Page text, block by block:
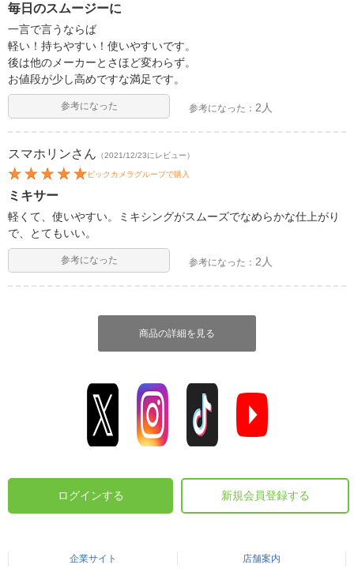
毎日のスムージーに
一言で言うならば
軽い！持ちやすい！使いやすいです。
後は他のメーカーとさほど変わらず。
お値段が少し高めですな満足です。
参考になった 参考になった：2人
スマホリンさん （2021/12/23にレビュー）
ビックカメラグループで購入
ミキサー
軽くて、使いやすい。ミキシングがスムーズでなめらかな仕上がり
で、とてもいい。
参考になった 参考になった：2人
商品の詳細を見る
ログインする 新規会員登録する
企業サイト 店舗案内